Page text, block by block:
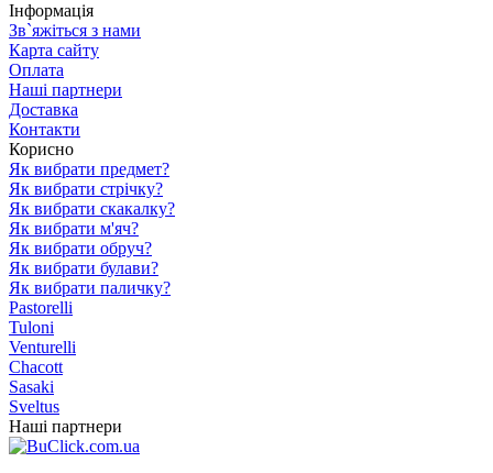
Інформація
Зв`яжіться з нами
Карта сайту
Оплата
Наші партнери
Доставка
Контакти
Корисно
Як вибрати предмет?
Як вибрати стрічку?
Як вибрати скакалку?
Як вибрати м'яч?
Як вибрати обруч?
Як вибрати булави?
Як вибрати паличку?
Pastorelli
Tuloni
Venturelli
Chacott
Sasaki
Sveltus
Наші партнери